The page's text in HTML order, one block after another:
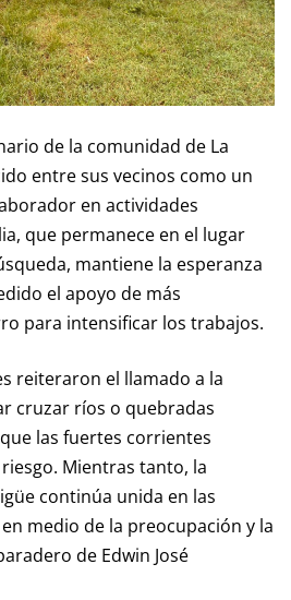
de la comunidad de La
entre sus vecinos como un
en actividades
que permanece en el lugar
mantiene la esperanza
el apoyo de más
para intensificar los trabajos.
reiteraron el llamado a la
cruzar ríos o quebradas
las fuertes corrientes
Mientras tanto, la
continúa unida en las
medio de la preocupación y la
de Edwin José